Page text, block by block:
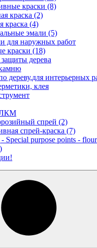
краски (8)
краска (2)
краска (4)
эмали (5)
для наружных работ
краски (18)
дерева
дереву,для интерьерных
клея
ЛКМ
спрей (2)
спрей-краска (7)
Special purpose points -